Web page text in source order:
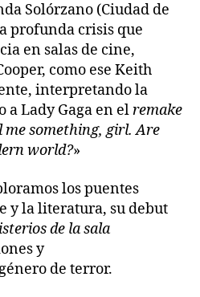
Solórzano (Ciudad de
profunda crisis que
en salas de cine,
como ese Keith
interpretando la
a Lady Gaga en elremake
me something, girl. Are
world?»
los puentes
y la literatura, su debut
de la sala
y
de terror.